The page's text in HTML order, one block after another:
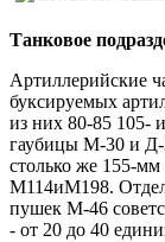
Танковое
Артиллерийские
буксируемых
из них 80-85 105-
гаубицы М-30 и Д-
столько же 155-
М114иМ198.
пушек М-46
- от 20 до 40